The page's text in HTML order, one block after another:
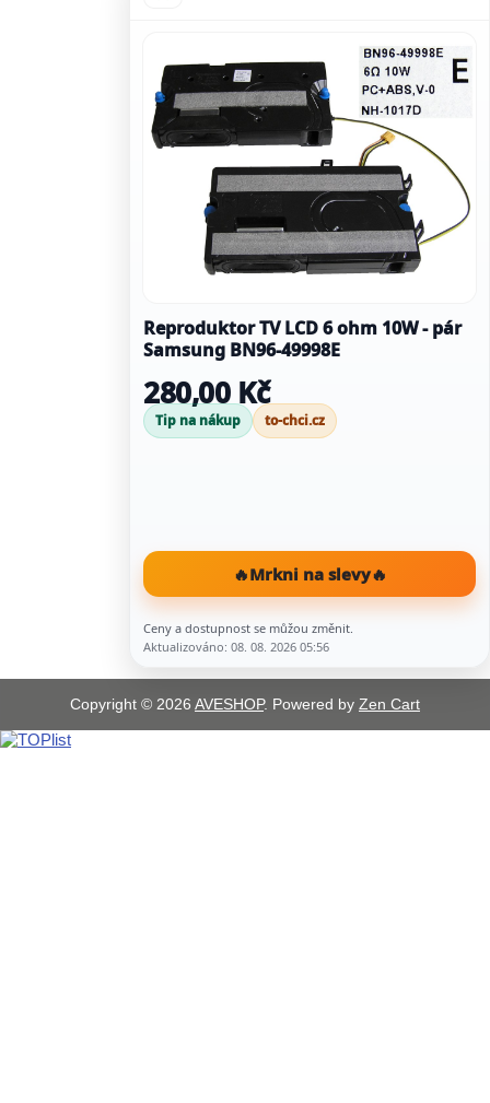
Reproduktor TV LCD 6 ohm 10W - pár
Samsung BN96-49998E
280,00 Kč
Tip na nákup to-chci.cz
🔥Mrkni na slevy🔥
Ceny a dostupnost se můžou změnit.
Aktualizováno: 08. 08. 2026 05:56
Copyright © 2026 AVESHOP. Powered by Zen Cart